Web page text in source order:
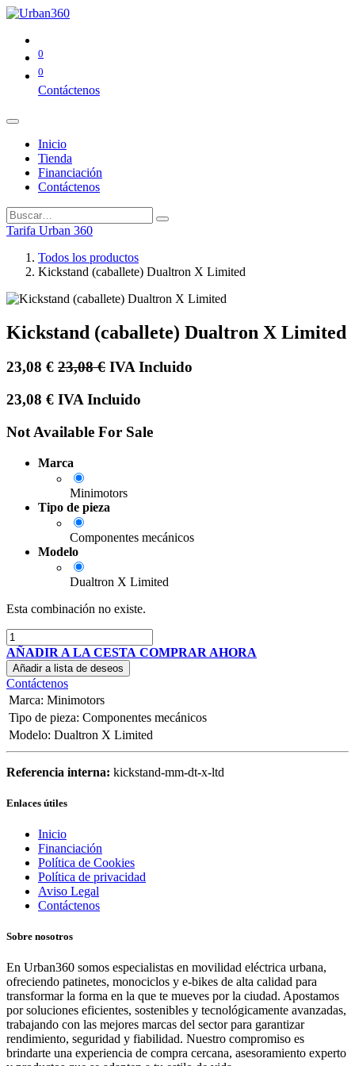
0
0
Contáctenos
Inicio
Tienda
Financiación
Contáctenos
Tarifa Urban 360
Todos los productos
Kickstand (caballete) Dualtron X Limited
Kickstand (caballete) Dualtron X Limited
23,08 € 23,08€ IVA Incluido
23,08 € IVA Incluido
Not Available For Sale
Marca
Minimotors
Tipo de pieza
Componentes mecánicos
Modelo
Dualtron X Limited
Esta combinación no existe.
AÑADIR A LA CESTA COMPRAR AHORA
Añadir a lista de deseos
Contáctenos
Marca: Minimotors
Tipo de pieza: Componentes mecánicos
Modelo: Dualtron X Limited
Referencia interna: kickstand-mm-dt-x-ltd
Enlaces útiles
Inicio
Financiación
Política de Cookies
Política de privacidad
Aviso Legal
Contáctenos
Sobre nosotros
En Urban360 somos especialistas en movilidad eléctrica urbana,
ofreciendo patinetes, monociclos y e-bikes de alta calidad para
transformar la forma en la que te mueves por la ciudad. Apostamos
por soluciones eficientes, sostenibles y tecnológicamente avanzadas,
trabajando con las mejores marcas del sector para garantizar
rendimiento, seguridad y fiabilidad. Nuestro compromiso es
brindarte una experiencia de compra cercana, asesoramiento experto